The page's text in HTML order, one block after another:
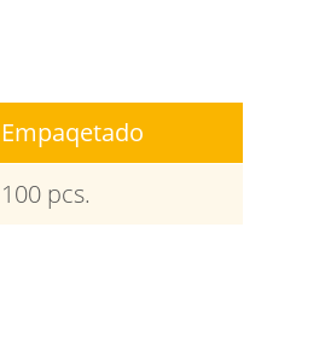
Empaqetado
100 pcs.